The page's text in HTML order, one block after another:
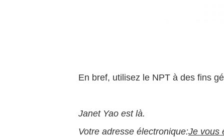
En bref, utilisez le NPT à des fins
Janet Yao est là.
Votre adresse électronique:Je vous